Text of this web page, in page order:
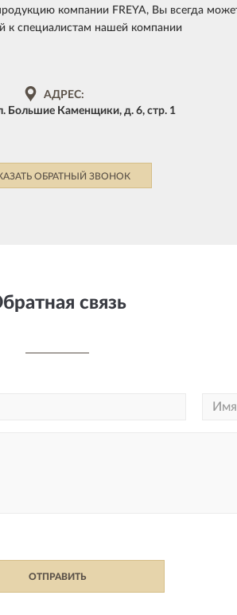
компании FREYA, Вы всегда
к специалистам нашей компании
АДРЕС:
Большие Каменщики, д. 6, стр. 1
ОБРАТНЫЙ ЗВОНОК
связь
ОТПРАВИТЬ